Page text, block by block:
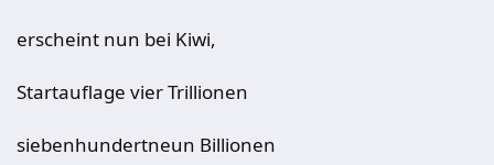
erscheint nun bei Kiwi,
Startauflage vier Trillionen
siebenhundertneun Billionen